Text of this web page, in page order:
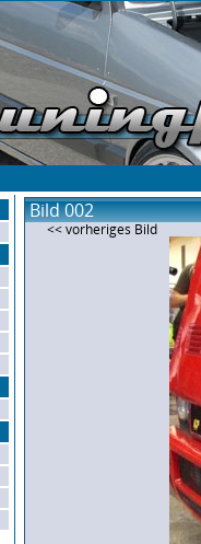
Bild 002
<< vorheriges Bild